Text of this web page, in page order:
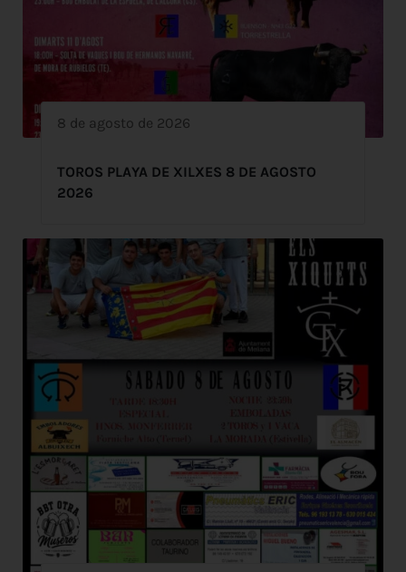
8 de agosto de 2026
TOROS PLAYA DE XILXES 8 DE AGOSTO
2026